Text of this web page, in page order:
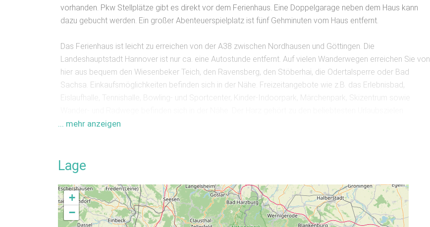
vorhanden. Pkw Stellplätze gibt es direkt vor dem Ferienhaus. Eine Doppelgarage neben dem Haus kann
dazu gebucht werden. Ein großer Abenteuerspielplatz ist fünf Gehminuten vom Haus entfernt.
Das Ferienhaus ist leicht zu erreichen von der A38 zwischen Nordhausen und Göttingen. Die
Landeshauptstadt Hannover ist nur ca. eine Autostunde entfernt. Auf vielen Wanderwegen erreichen Sie von
hier aus bequem den Wiesenbeker Teich, den Ravensberg, den Stöberhai, die Odertalsperre oder Bad
Sachsa. Einkaufsmöglichkeiten befinden sich in der Nähe. Freizeitangebote wie z.B. das Erlebnisbad,
Eislaufhalle, Tennishalle, Bowling- und Sportcenter, Kinder-Indoorpark, Märchenpark, Skizentrum sowie
innerhalb von Deutschland. Die Gründe dafür sind die atemberaubende Landschaft, die Lage genau in der
Einrichtungen:
Geräte & Medien:
Internet
Sport:
Wintersport
... mehr anzeigen
Lage
+
−